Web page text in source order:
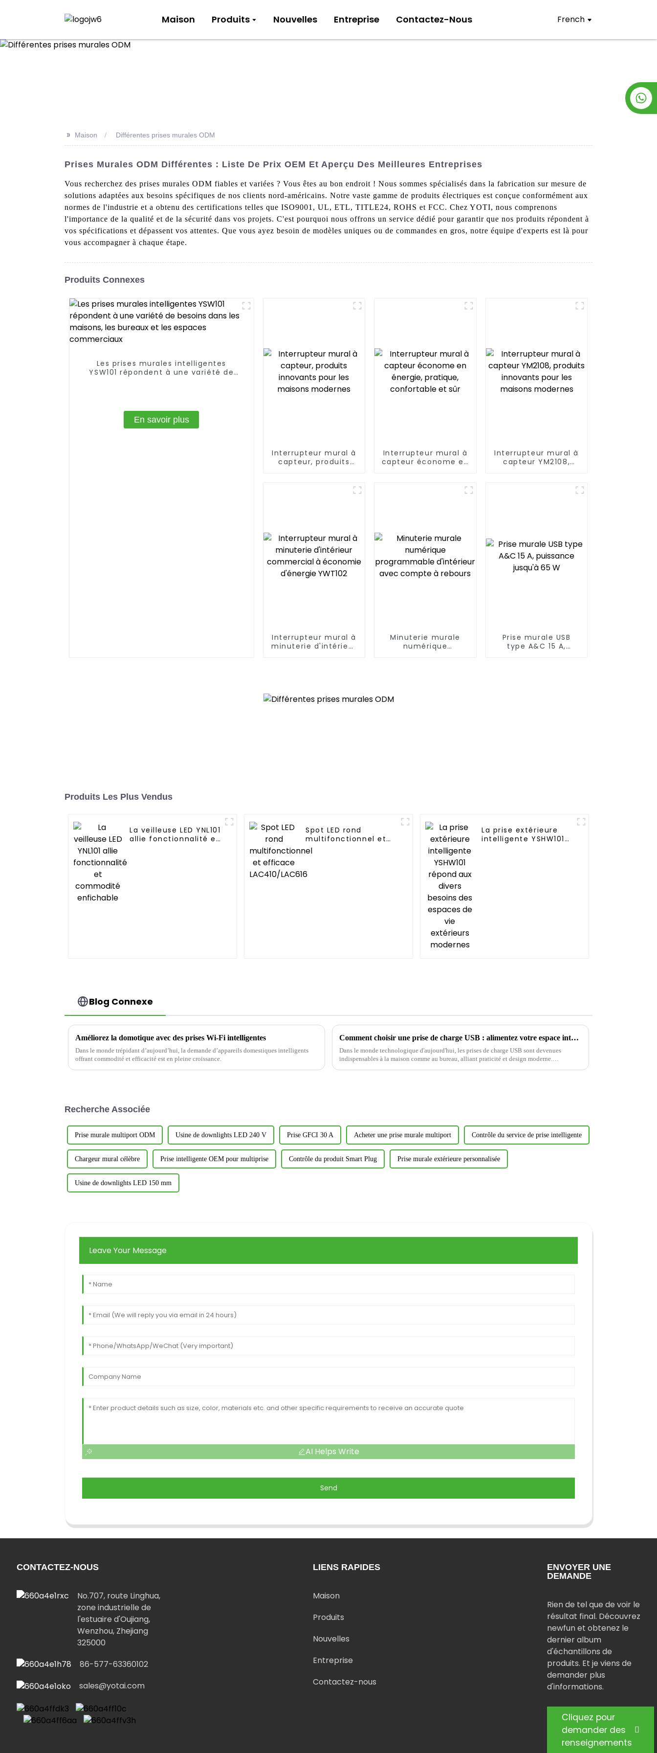
Maison Produits Nouvelles Entreprise Contactez-Nous French
>> Maison Différentes prises murales ODM
Prises Murales ODM Différentes : Liste De Prix OEM Et Aperçu Des Meilleures Entreprises
Vous recherchez des prises murales ODM fiables et variées ? Vous êtes au bon endroit ! Nous sommes spécialisés dans la fabrication sur mesure de
solutions adaptées aux besoins spécifiques de nos clients nord-américains. Notre vaste gamme de produits électriques est conçue conformément aux
normes de l'industrie et a obtenu des certifications telles que ISO9001, UL, ETL, TITLE24, ROHS et FCC. Chez YOTI, nous comprenons
l'importance de la qualité et de la sécurité dans vos projets. C'est pourquoi nous offrons un service dédié pour garantir que nos produits répondent à
vos spécifications et dépassent vos attentes. Que vous ayez besoin de modèles uniques ou de commandes en gros, notre équipe d'experts est là pour
vous accompagner à chaque étape.
Produits Connexes
Les prises murales intelligentes
YSW101 répondent à une variété de
En savoir plus
Interrupteur mural à
capteur, produits
Interrupteur mural à
capteur économe en
Interrupteur mural à
capteur YM2108,
Interrupteur mural à
minuterie d'intérieur
Minuterie murale
numérique
Prise murale USB
type A&C 15 A,
Produits Les Plus Vendus
La veilleuse LED YNL101
allie fonctionnalité et
Spot LED rond
multifonctionnel et
efficace
LAC410/LAC616
La prise extérieure
intelligente YSHW101
Blog Connexe
Améliorez la domotique avec des prises Wi-Fi intelligentes
Dans le monde trépidant d’aujourd’hui, la demande d’appareils domestiques intelligents
offrant commodité et efficacité est en pleine croissance.
Comment choisir une prise de charge USB : alimentez votre espace intelligemment-1
Dans le monde technologique d'aujourd'hui, les prises de charge USB sont devenues
indispensables à la maison comme au bureau, alliant praticité et design moderne.
Recherche Associée
Prise murale multiport ODM Usine de downlights LED 240 V Prise GFCI 30 A Acheter une prise murale multiport Contrôle du service de prise intelligente
Chargeur mural célèbre Prise intelligente OEM pour multiprise Contrôle du produit Smart Plug Prise murale extérieure personnalisée
Usine de downlights LED 150 mm
Leave Your Message
AI Helps Write
Send
CONTACTEZ-NOUS
No.707, route Linghua,
zone industrielle de
l'estuaire d'Oujiang,
Wenzhou, Zhejiang
325000
86-577-63360102
sales@yotai.com
LIENS RAPIDES
Maison
Produits
Nouvelles
Entreprise
Contactez-nous
ENVOYER UNE
DEMANDE
Rien de tel que de voir le
résultat final. Découvrez
newfun et obtenez le
dernier album
d'échantillons de
produits. Et je viens de
demander plus
d'informations.
Cliquez pour
demander des
renseignements